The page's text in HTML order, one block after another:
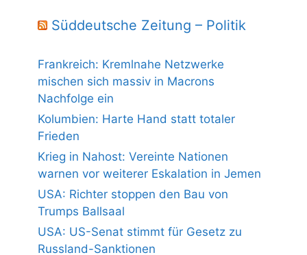
Süddeutsche Zeitung – Politik
Frankreich: Kremlnahe Netzwerke
mischen sich massiv in Macrons
Nachfolge ein
Kolumbien: Harte Hand statt totaler
Frieden
Krieg in Nahost: Vereinte Nationen
warnen vor weiterer Eskalation in Jemen
USA: Richter stoppen den Bau von
Trumps Ballsaal
USA: US-Senat stimmt für Gesetz zu
Russland-Sanktionen